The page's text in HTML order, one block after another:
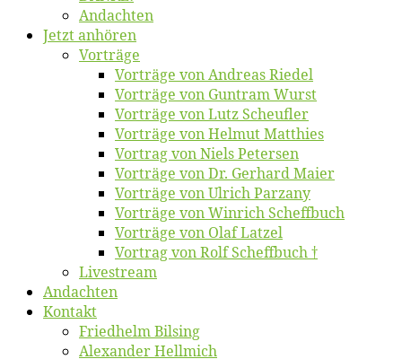
An­dach­ten
Jetzt an­hö­ren
Vor­trä­ge
Vor­trä­ge von An­dre­as Riedel
Vor­trä­ge von Gun­tram Wurst
Vor­trä­ge von Lutz Scheufler
Vor­trä­ge von Hel­mut Matthies
Vor­trag von Niels Petersen
Vor­trä­ge von Dr. Ger­hard Maier
Vor­trä­ge von Ul­rich Parzany
Vor­trä­ge von Win­rich Scheffbuch
Vor­trä­ge von Olaf Latzel
Vor­trag von Rolf Scheffbuch †
Live­stream
An­dach­ten
Kon­takt
Fried­helm Bilsing
Alex­an­der Hellmich